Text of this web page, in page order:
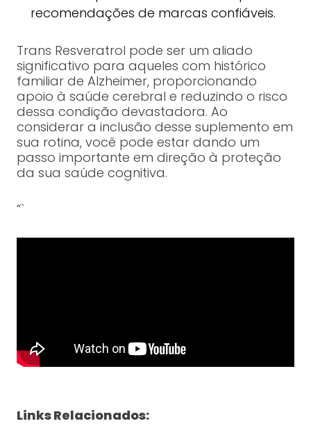
recomendações de marcas confiáveis.
Trans Resveratrol pode ser um aliado
significativo para aqueles com histórico
familiar de Alzheimer, proporcionando
apoio à saúde cerebral e reduzindo o risco
dessa condição devastadora. Ao
considerar a inclusão desse suplemento em
sua rotina, você pode estar dando um
passo importante em direção à proteção
da sua saúde cognitiva.
“`
Links Relacionados: